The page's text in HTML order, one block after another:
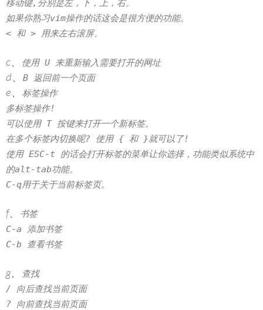
移动键,分别是左，下，上，右。
如果你熟习vim操作的话这会是很方便的功能。
< 和 > 用来左右滚屏。
c、 使用 U 来重新输入需要打开的网址
d、 B 返回前一个页面
e、
标签操作
多标签操作!
可以使用 T 按键来打开一个新标签。
在多个标签内切换呢? 使用 { 和 }就可以了!
使用 ESC-t 的话会打开标签的菜单让你选择，功能类似系统中
的alt-tab功能。
C-q用于关于当前标签页。
f、
书签
C-a 添加书签
C-b 查看书签
g、
查找
/ 向后查找当前页面
? 向前查找当前页面